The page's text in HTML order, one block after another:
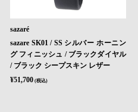
sazaré
sazare SK01 / SS シルバー ホーニン
グ フィニッシュ / ブラックダイヤル
/ ブラック シープスキン レザー
¥51,700 (税込)